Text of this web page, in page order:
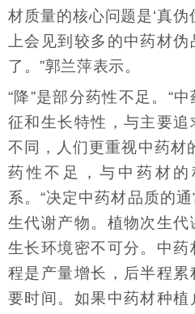
材质量的核心问题是‘真伪
上会见到较多的中药材
了。”郭兰萍表示。
“降”是部分药性不足。“
征和生长特性，与主要
不同，人们更重视中药材
药性不足，与中药材
系。“决定中药材品质的
生代谢产物。植物次生代
生长环境密不可分。中
程是产量增长，后半程
要时间。如果中药材种植